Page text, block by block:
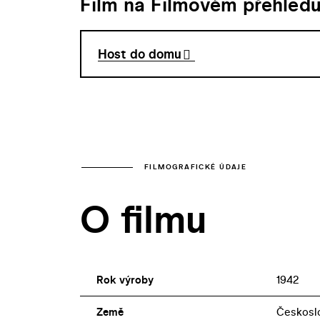
Host do domu
FILMOGRAFICKÉ ÚDAJE
O filmu
Rok výroby 1942
Země